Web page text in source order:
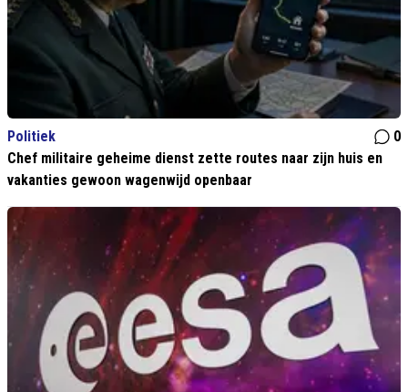
Politiek
0
Chef militaire geheime dienst zette routes naar zijn huis en
vakanties gewoon wagenwijd openbaar